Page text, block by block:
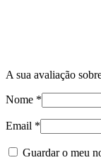
A sua avaliação
Nome *
Email *
Guardar o meu